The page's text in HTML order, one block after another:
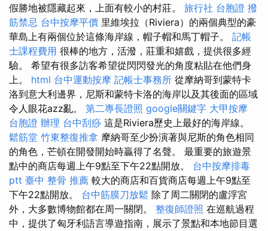
假勝地被隱藏起來，上面有較小的村莊。 旅行社 台胞證 撥
筋禁忌 台中按摩平價 里維埃拉（Riviera）的兩個典型的豪
華島上有兩個位於這條海岸線，帽子帽和馬丁帽子。 記帳
士課程費用 很棒的地方，活潑，莊重和嬉戲，提供很多經
驗。 希望有很多訪客希望從閃閃發光的角度粘貼在他們身
上。 html 台中運動按摩 記帳士事務所 從摩納哥到蒙特卡
洛到意大利邊界，尼斯和蒙特卡洛的海岸以及其後面的區域
令人眼花azz亂。 第二專長證照 google關鍵字 大甲按摩
台胞證 辦理 台中刮痧 這是Riviera歷史上最好的海岸線。
鬆筋堂 竹東整復推拿 摩納哥至少扮演著與尼斯的角色相同
的角色，芒頓在開發開始時贏得了名聲。 最重要的旅遊景
點中的商店每週上午9點至下午22點開放。 台中按摩排毒
ptt 臺中 整骨 推薦 較大的商店和百貨商店每週上午9點至
下午22點開放。 台中筋膜刀放鬆 除了周二關閉的盧浮宮
外，大多數博物館都在周一關閉。 整復師證照 在巡航過程
中，提供了匈牙利語言導遊指南，展示了景點和本地節目選